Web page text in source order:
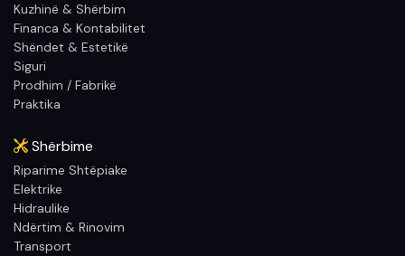
Kuzhinë & Shërbim
Financa & Kontabilitet
Shëndet & Estetikë
Siguri
Prodhim / Fabrikë
Praktika
Shërbime
Riparime Shtëpiake
Elektrike
Hidraulike
Ndërtim & Rinovim
Transport